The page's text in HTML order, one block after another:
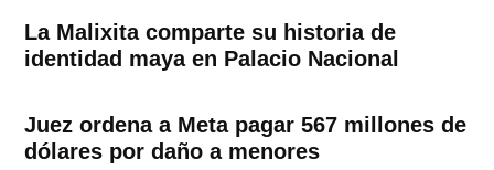
La Malixita comparte su historia de
identidad maya en Palacio Nacional
Juez ordena a Meta pagar 567 millones de
dólares por daño a menores